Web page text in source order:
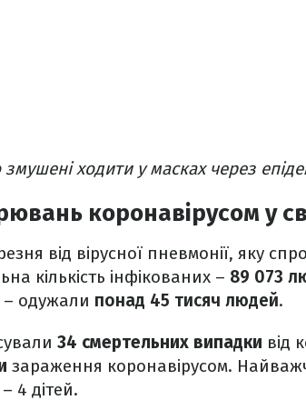
ходити у масках через
коронавірусом у
від вірусної пневмонії, яку
кількість інфікованих – 89 073
одужали понад 45 тисяч людей.
34 смертельних випадки від
зараження коронавірусом.
4 дітей.